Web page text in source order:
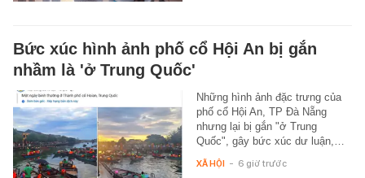
Bức xúc hình ảnh phố cổ Hội An bị gắn
nhầm là 'ở Trung Quốc'
Những hình ảnh đặc trưng của
phố cổ Hội An, TP Đà Nẵng
nhưng lại bị gắn "ở Trung
Quốc", gây bức xúc dư luận,…
XÃ HỘI - 6 giờ trước